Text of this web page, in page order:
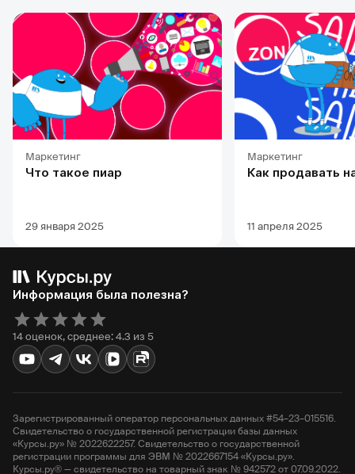
Маркетинг
Что такое пиар
29 января 2025
Маркетинг
Как продавать
11 апреля 2025
Информация была полезна?
14 оценок, среднее: 4.3 из 5
Зарегистрированный оператор персональных данных #54–23–015516.
Свидетельство о государственной регистрации базы данных
«Курсы.ру» № 2022622257. Свидетельство о государственной
регистрации программы для ЭВМ № 2022667154 «Курсы.ру».
Курсы.ру® — свидетельство на товарный знак № 942572 от 07.09.2022.